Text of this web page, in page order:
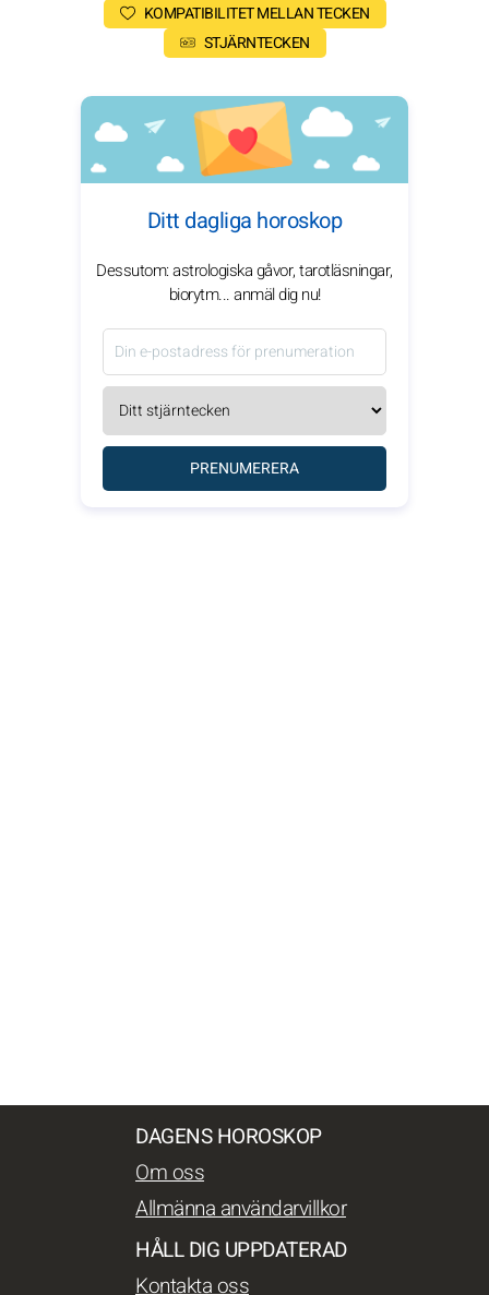
KOMPATIBILITET MELLAN TECKEN
STJÄRNTECKEN
Ditt dagliga horoskop
Dessutom: astrologiska gåvor, tarotläsningar,
biorytm... anmäl dig nu!
PRENUMERERA
DAGENS HOROSKOP
Om oss
Allmänna användarvillkor
HÅLL DIG UPPDATERAD
Kontakta oss